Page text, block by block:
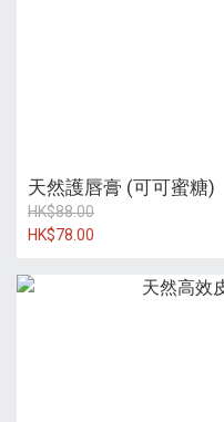
天然護唇膏 (可可蜜糖)
HK$88.00
HK$78.00